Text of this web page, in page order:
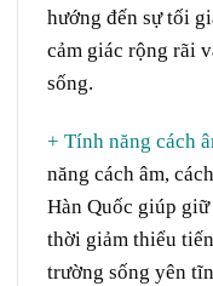
hướng đến sự tối
cảm giác rộng rãi
sống.
+ Tính năng cách
năng cách âm,
Hàn Quốc giúp
thời giảm thiểu
trường sống yên